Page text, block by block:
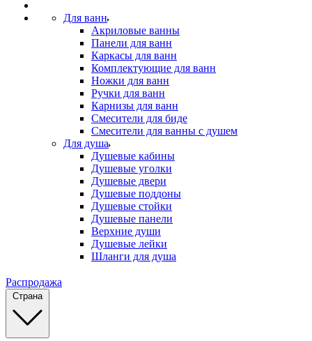
Для ванн
Акриловые ванны
Панели для ванн
Каркасы для ванн
Комплектующие для ванн
Ножки для ванн
Ручки для ванн
Карнизы для ванн
Смесители для биде
Смесители для ванны с душем
Для душа
Душевые кабины
Душевые уголки
Душевые двери
Душевые поддоны
Душевые стойки
Душевые панели
Верхние души
Душевые лейки
Шланги для душа
Распродажа
Страна